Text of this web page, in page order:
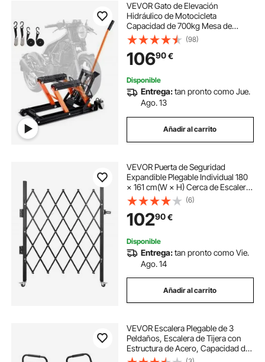
VEVOR Gato de Elevación
Hidráulico de Motocicleta
Capacidad de 700kg Mesa de
Elevación Portátil Altura de
Elevación 12-38,5 cm con 4 Ruedas
Pie Hidráulico Soporte de Elevación
para Motocicleta ATV UTV
(98)
10690€
Disponible
Entrega:tan pronto como Jue.
Ago. 13
Añadir al carrito
VEVOR Puerta de Seguridad
Expandible Plegable Individual 180
× 161 cm(W × H) Cerca de Escalera
de Acero Balanceo de 360° Puerta
de Tijera o Puerta con Candado
para Hogar, Sótano, Garaje, Negro
(6)
10290€
Disponible
Entrega:tan pronto como Vie.
Ago. 14
Añadir al carrito
VEVOR Escalera Plegable de 3
Peldaños, Escalera de Tijera con
Estructura de Acero, Capacidad de
Carga Máx. 272 kg, con Pies